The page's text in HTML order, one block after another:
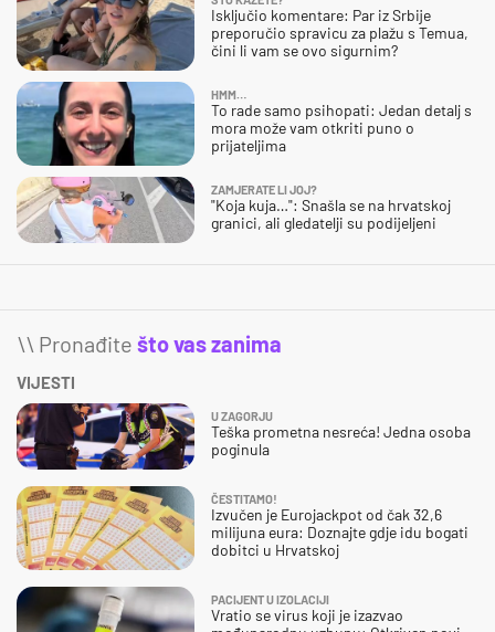
Isključio komentare: Par iz Srbije
preporučio spravicu za plažu s Temua,
čini li vam se ovo sigurnim?
HMM…
To rade samo psihopati: Jedan detalj s
mora može vam otkriti puno o
prijateljima
ZAMJERATE LI JOJ?
"Koja kuja…": Snašla se na hrvatskoj
granici, ali gledatelji su podijeljeni
\\ Pronađite što vas zanima
VIJESTI
U ZAGORJU
Teška prometna nesreća! Jedna osoba
poginula
ČESTITAMO!
Izvučen je Eurojackpot od čak 32,6
milijuna eura: Doznajte gdje idu bogati
dobitci u Hrvatskoj
PACIJENT U IZOLACIJI
Vratio se virus koji je izazvao